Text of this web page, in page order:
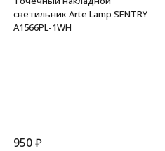
светильник Arte Lamp SENTRY
A1566PL-1WH
950₽